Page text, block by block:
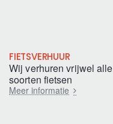
FIETSVERHUUR
Wij verhuren vrijwel alle
soorten fietsen
Meer informatie